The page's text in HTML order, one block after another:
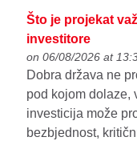
Što je projekat
investitore
on 06/08/2026 at
Dobra država ne
pod kojom dolaze,
investicija može
bezbjednost,